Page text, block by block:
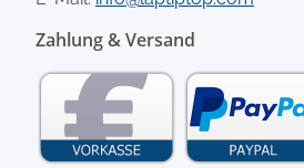
Zahlung & Versand